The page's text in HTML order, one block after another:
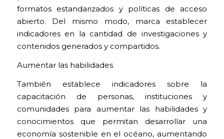
formatos estandarizados y políticas de acceso
abierto. Del mismo modo, marca establecer
indicadores en la cantidad de investigaciones y
contenidos generados y compartidos.
Aumentar las habilidades
También establece indicadores sobre la
capacitación de personas, instituciones y
comunidades para aumentar las habilidades y
conocimientos que permitan desarrollar una
economía sostenible en el océano, aumentando